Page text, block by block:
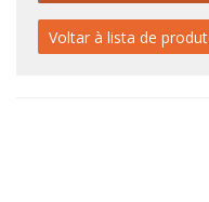
Voltar à lista de